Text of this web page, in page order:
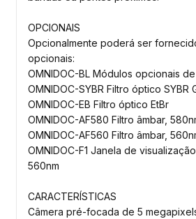
OPCIONAIS
Opcionalmente poderá ser
opcionais:
OMNIDOC-BL Módulos opcionais
OMNIDOC-SYBR Filtro óptico SYBR
OMNIDOC-EB Filtro óptico EtBr
OMNIDOC-AF580 Filtro âmbar,
OMNIDOC-AF560 Filtro âmbar,
OMNIDOC-F1 Janela de
560nm
CARACTERÍSTICAS
Câmera pré-focada de 5